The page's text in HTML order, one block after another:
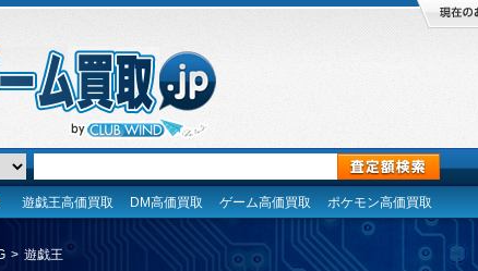
遊戯王高価買取 DM高価買取 ゲーム高価買取 ポケモン高価買取
> 遊戯王